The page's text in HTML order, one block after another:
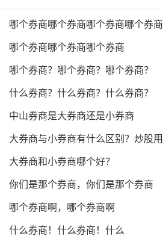
哪个券商哪个券商哪个券商哪个券商
哪个券商哪个券商哪个券商
哪个券商？哪个券商？哪个券商？
什么券商？什么券商？什么券商？
中山券商是大券商还是小券商
大券商和小券商哪个好？
你们是那个券商，你们是那个券商
哪个券商啊，哪个券商啊
什么券商！什么券商！什么